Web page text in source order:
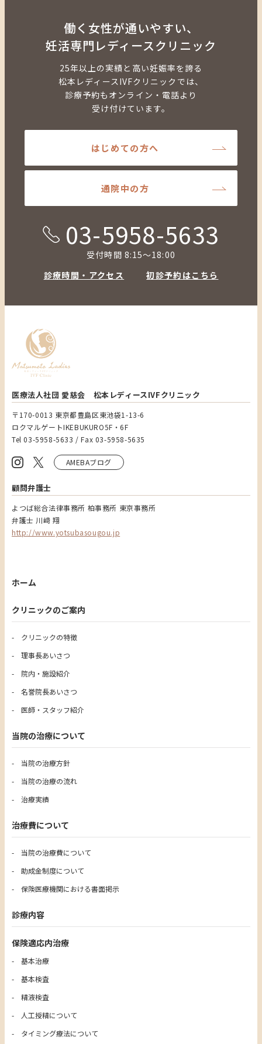
働く女性が通いやすい、
妊活専門レディースクリニック
25年以上の実績と高い妊娠率を誇る
松本レディースIVFクリニックでは、
診療予約もオンライン・電話より
受け付けています。
はじめての方へ
通院中の方
03-5958-5633
受付時間 8:15～18:00
診療時間・アクセス
初診予約はこちら
医療法人社団 愛慈会 松本レディースIVFクリニック
〒170-0013 東京都豊島区東池袋1-13-6
ロクマルゲートIKEBUKURO5F・6F
Tel 03-5958-5633 / Fax 03-5958-5635
AMEBAブログ
顧問弁護士
よつば総合法律事務所 柏事務所 東京事務所
弁護士 川﨑 翔
http://www.yotsubasougou.jp
ホーム
クリニックのご案内
クリニックの特徴
理事長あいさつ
院内・施設紹介
名誉院長あいさつ
医師・スタッフ紹介
当院の治療について
当院の治療方針
当院の治療の流れ
治療実績
治療費について
当院の治療費について
助成金制度について
保険医療機関における書面掲示
診療内容
保険適応内治療
基本治療
基本検査
精液検査
人工授精について
タイミング療法について